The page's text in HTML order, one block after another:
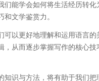
能学会如何将生活经历转化
文学鉴赏力。
以更好地理解和运用语言的
从而逐步掌握写作的核心技
识与方法，将有助于我们把